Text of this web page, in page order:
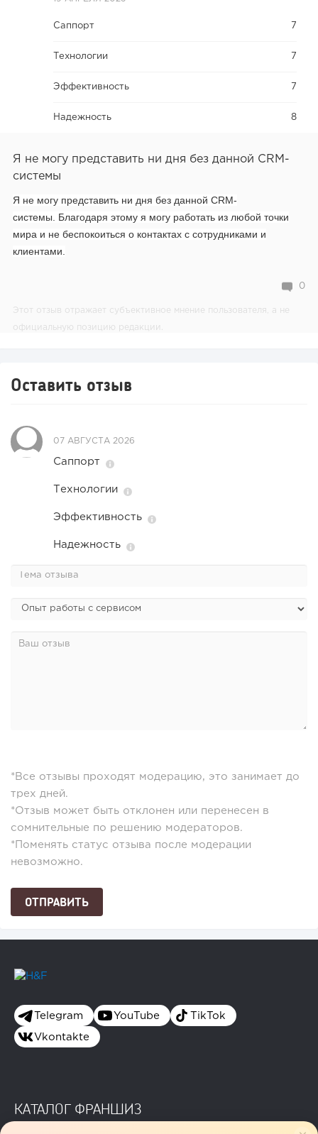
Саппорт 7
Технологии 7
Эффективность 7
Надежность 8
Я не могу представить ни дня без данной CRM-
системы
Я не могу представить ни дня без данной CRM-
системы. Благодаря этому я могу работать из любой точки
мира и не беспокоиться о контактах с сотрудниками и
клиентами.
0
Этот отзыв отражает субъективное мнение пользователя, а не
официальную позицию редакции.
Оставить отзыв
07 АВГУСТА 2026
Саппорт
Технологии
Эффективность
Надежность
*Все отзывы проходят модерацию, это занимает до
трех дней.
*Отзыв может быть отклонен или перенесен в
сомнительные по решению модераторов.
*Поменять статус отзыва после модерации
невозможно.
Telegram YouTube TikTok
Vkontakte
КАТАЛОГ ФРАНШИЗ